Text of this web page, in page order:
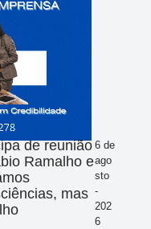
de reunião
Ramalho e
mas
6 de
ago
sto
-
202
6